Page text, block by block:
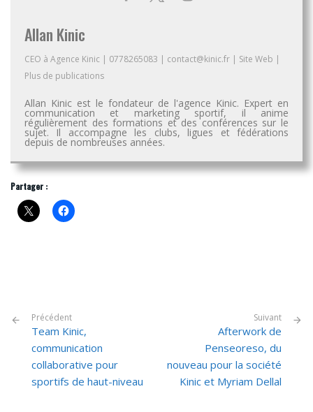
Allan Kinic
CEO à Agence Kinic | 0778265083 | contact@kinic.fr | Site Web |
Plus de publications
Allan Kinic est le fondateur de l'agence Kinic. Expert en
communication et marketing sportif, il anime
régulièrement des formations et des conférences sur le
sujet. Il accompagne les clubs, ligues et fédérations
depuis de nombreuses années.
Partager :
Précédent
Team Kinic,
communication
collaborative pour
sportifs de haut-niveau
Suivant
Afterwork de
Penseoreso, du
nouveau pour la société
Kinic et Myriam Dellal